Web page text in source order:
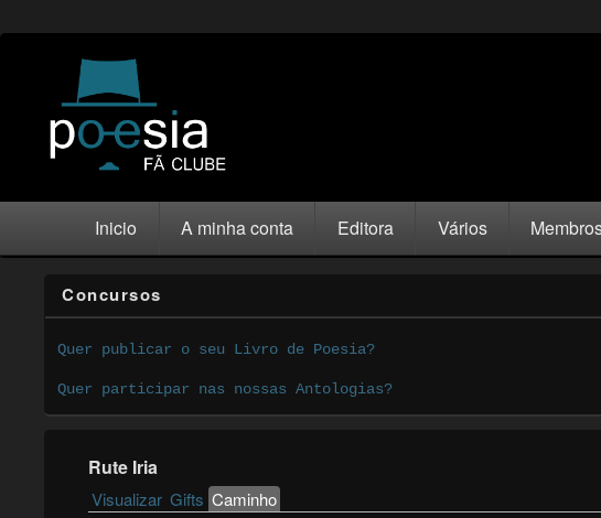
Inicio A minha conta Editora Vários
Concursos
Quer publicar o seu Livro de Poesia?
Quer participar nas nossas Antologias?
Rute Iria
Primary tabs
Visualizar Gifts Caminho(active tab)